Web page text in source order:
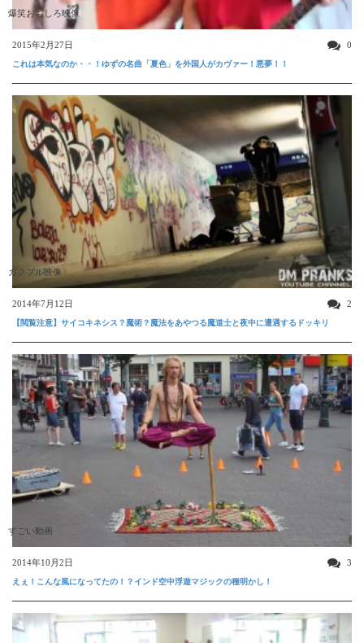
爆笑おもしろ映像
2015年2月27日 0
これは本気なのか・・！ゆずの名曲「夏色」を外国人がカヴァー！悪夢！！
ガクブル映像
2014年7月12日 2
【閲覧注意】サイコキネシス？魔術？魔法をあやつる魔道士と夜中に遭遇するドッキリ
すごい動画
2014年10月2日 3
えぇ！こんな風になってたの！？インド空中浮遊マジックの種明かし！